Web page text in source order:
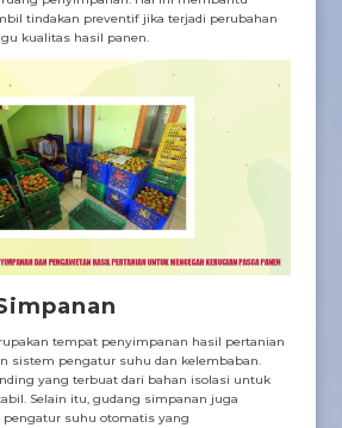
tindakan preventif jika terjadi perubahan
kualitas hasil panen.
tempat penyimpanan hasil pertanian
sistem pengatur suhu dan kelembaban.
yang terbuat dari bahan isolasi untuk
Selain itu, gudang simpanan juga
suhu otomatis yang